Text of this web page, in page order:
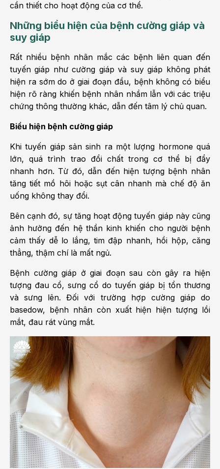
cần thiết cho hoạt động của cơ thể.
Những biểu hiện của bệnh cường giáp và
suy giáp
Rất nhiều bệnh nhân mắc các bệnh liên quan đến
tuyến giáp như cường giáp và suy giáp không phát
hiện ra sớm do ở giai đoạn đầu, bệnh không có biểu
hiện rõ ràng khiến bệnh nhân nhầm lẫn với các triệu
chứng thông thường khác, dẫn đến tâm lý chủ quan.
Biểu hiện bệnh cường giáp
Khi tuyến giáp sản sinh ra một lượng hormone quá
lớn, quá trình trao đổi chất trong cơ thể bị đẩy
nhanh hơn. Từ đó, dẫn đến hiện tượng bệnh nhân
tăng tiết mồ hôi hoặc sụt cân nhanh mà chế độ ăn
uống không thay đổi.
Bên cạnh đó, sự tăng hoạt động tuyến giáp này cũng
ảnh hưởng đến hệ thần kinh khiến cho người bệnh
cảm thấy dễ lo lắng, tim đập nhanh, hồi hộp, căng
thẳng, thậm chí là mất ngủ.
Bệnh cường giáp ở giai đoạn sau còn gây ra hiện
tượng đau cổ, sưng cổ do tuyến giáp bị tổn thương
và sưng lên. Đối với trường hợp cường giáp do
basedow, bệnh nhân còn xuất hiện hiện tượng lồi
mắt, đau rát vùng mắt.